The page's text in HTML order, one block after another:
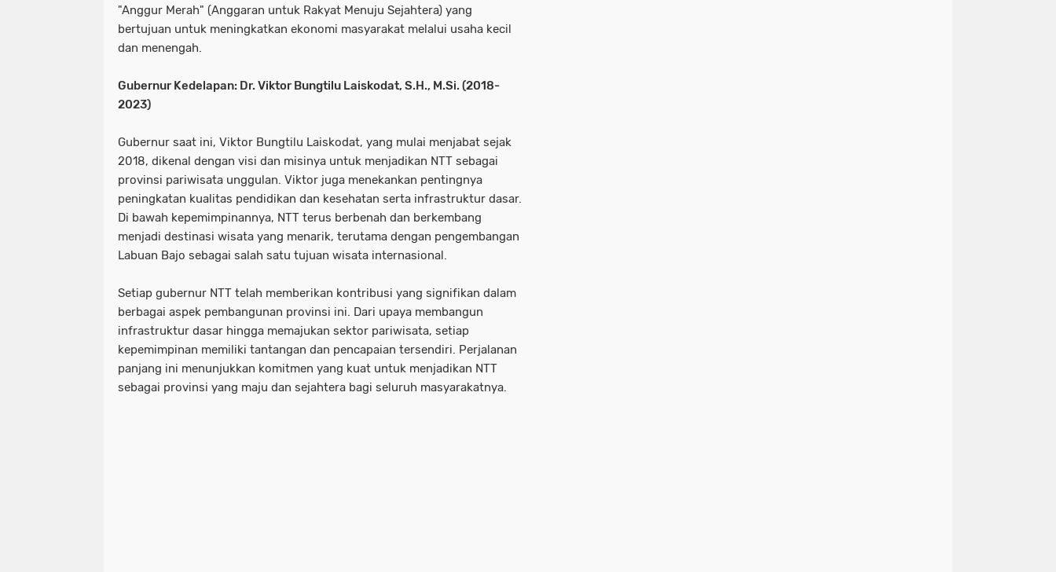
"Anggur Merah" (Anggaran untuk Rakyat Menuju Sejahtera) yang
bertujuan untuk meningkatkan ekonomi masyarakat melalui usaha kecil
dan menengah.
Gubernur Kedelapan: Dr. Viktor Bungtilu Laiskodat, S.H., M.Si. (2018-
2023)
Gubernur saat ini, Viktor Bungtilu Laiskodat, yang mulai menjabat sejak
2018, dikenal dengan visi dan misinya untuk menjadikan NTT sebagai
provinsi pariwisata unggulan. Viktor juga menekankan pentingnya
peningkatan kualitas pendidikan dan kesehatan serta infrastruktur dasar.
Di bawah kepemimpinannya, NTT terus berbenah dan berkembang
menjadi destinasi wisata yang menarik, terutama dengan pengembangan
Labuan Bajo sebagai salah satu tujuan wisata internasional.
Setiap gubernur NTT telah memberikan kontribusi yang signifikan dalam
berbagai aspek pembangunan provinsi ini. Dari upaya membangun
infrastruktur dasar hingga memajukan sektor pariwisata, setiap
kepemimpinan memiliki tantangan dan pencapaian tersendiri. Perjalanan
panjang ini menunjukkan komitmen yang kuat untuk menjadikan NTT
sebagai provinsi yang maju dan sejahtera bagi seluruh masyarakatnya.